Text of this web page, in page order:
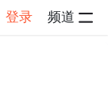
登录 频道